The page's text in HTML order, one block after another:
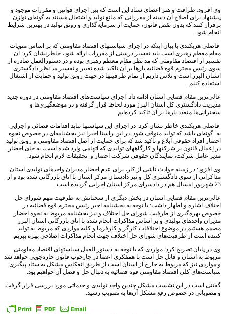
وی افزود: ظرافت و هنر اعضای ستاد این است که بین اجرای قوانین و مقررات موجود و
پیشنهاد برای اصلاح آن دسته از مقرراتی که مانع تولید و اشتغال هستند به گونه‌ای توازن
برقرار کنند که بدون نقض قانون، حمایت از سرمایه‌گذاری و رونق تولید در بهترین شرایط
انجام شود.
فاضلی هریکندی با بیان اینکه در اجرای سیاستهای اقتصاد مقاومتی که بر اساس منویات
مقام معظم رهبری است باید تفسیر درستی از مقررات ارائه شود، خاطرنشان کرد: آن
تفسیر از اقتصاد مقاومتی که مد نظر مقام معظم رهبری بوده و در دستورالعمل صادره از
سوی رئیس محترم قوه قضائیه بارها بر آن تاکید شده تعبیر و تفسیر مد نظر دادگستری
استان البرز است و تلاش داریم از تمام ظرفیتها در جهت رونق تولید و حمایت از اشتغال
استفاده کنیم.
عالی‌ترین مقام قضایی استان ادامه داد: اجرای سیاست‌های اقتصاد مقاومتی در دوره جدید
مدیریت دادگستری کل استان البرز مورد لحاظ قرار گرفته و در موضعگیری‌ها و
سخنرانی‌ها متعدد بارها بر آن تاکید کرده‌ایم.
فاضلی هریکندی خاطر نشان کرد: در اجرای این سیاستها نباید اقدامات قضائی و اجرایی
به گونه‌ای باشد که تولید متوقف شود. در این راستا اخیرا نیز بخشنامه‌ای در خصوص نحوه
احضار افراد حقوقی ابلاغ و تاکید شد که برای حمایت از اصل اقتصاد مقاومتی و رونق تولید
در اِعمال قانون بر شرکتها و کارگاههای تولیدی که اتهامی وارد شده است، به جای احضار
مدیر عامل شرکت، نمایندگان حقوقی شرکت احضار و تحقیقات لازم انجام شود.
وی افزود: در زمینه حوادث ناشی از کار، برای عدم احضار مدیران واحدهای تولیدی استان
مذاکراتی از سوی دادگستری کل و نیز دادستان مرکز استان با اتاق بازرگانی شده بود و از
23 شهریور امسال هم در دادسرای مرکز استان اجرایی گردیده است.
عالی‌ترین مقام قضایی استان در بخش دیگری از سخنانش به ظرفیت مهم شورای حل
اختلاف اشاره و اظهار داشت: با توجه به بخشنامه اخیر رئیس محترم قوه قضائیه در
خصوص بهره‌گیری از ظرفیت شورای حل اختلاف و نیز بخشنامه مربوط به نحوه احضار
مدیران واحدهای تولیدی و بر اساس مذاکرات انجام شده با اتاق بازرگانی استان البرز
مصمم هستیم در موضوع اختلافات کارگر و کارفرما و کلیه مواردی که مربوط به تولید
کننده است از ظرفیت‌های شورای حل اختلاف جهت انجام مذاکرات اصلاحی بهره ببریم.
وی در پایان تصریح کرد: مواردی که با توجه به دستور العمل سیاستهای اقتصاد مقاومتی
مربوط به استان و قابل حل است با همفکری اعضا در چارچوب قانون چاره‌جویی خواهد شد
و مواردی نیز که مربوط به خارج از استان است از طریق انعکاس مشکل به ستاد پیگیری
سیاست‌های کلی اقتصاد مقاومتی قوه قضائیه به دنبال حل و فصل آن خواهیم بود.
گفتنی است در این نشست مشکل چندین واحد تولیدی و خدماتی مورد بررسی قرار گرفت
و مصوباتی در خصوص رفع مشکل آن‌ها به تصویب رسید.